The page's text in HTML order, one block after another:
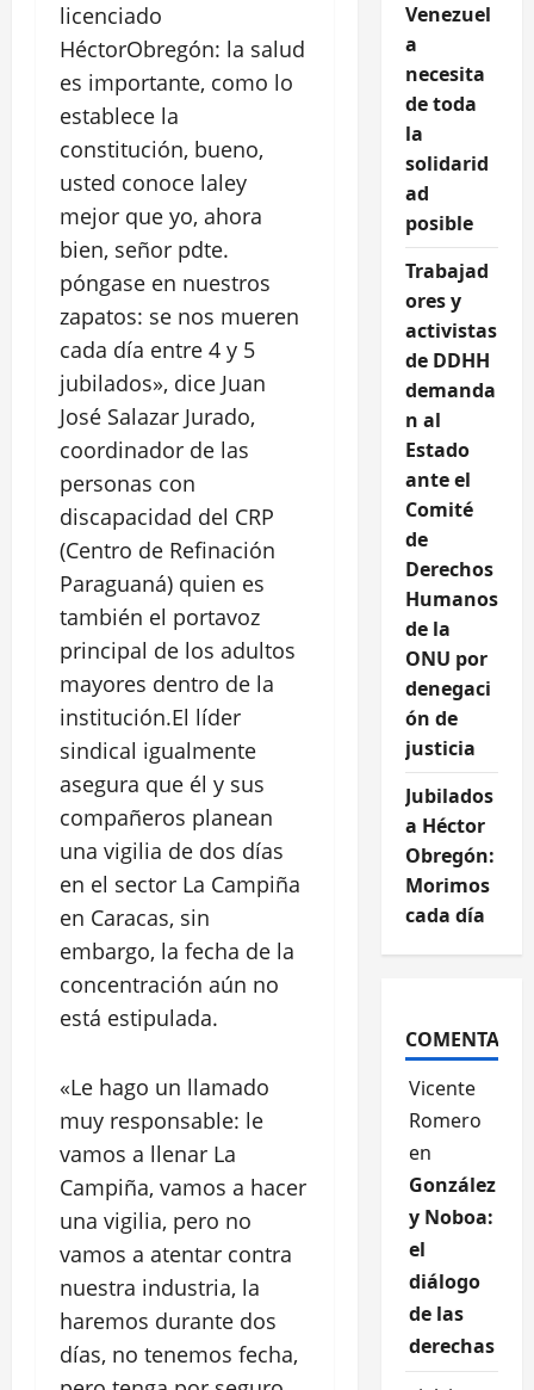
licenciado
HéctorObregón: la salud
es importante, como lo
establece la
constitución, bueno,
usted conoce laley
mejor que yo, ahora
bien, señor pdte.
póngase en nuestros
zapatos: se nos mueren
cada día entre 4 y 5
jubilados», dice Juan
José Salazar Jurado,
coordinador de las
personas con
discapacidad del CRP
(Centro de Refinación
Paraguaná) quien es
también el portavoz
principal de los adultos
mayores dentro de la
institución.El líder
sindical igualmente
asegura que él y sus
compañeros planean
una vigilia de dos días
en el sector La Campiña
en Caracas, sin
embargo, la fecha de la
concentración aún no
está estipulada.
«Le hago un llamado
muy responsable: le
vamos a llenar La
Campiña, vamos a hacer
una vigilia, pero no
vamos a atentar contra
nuestra industria, la
haremos durante dos
días, no tenemos fecha,
Venezuel
a
necesita
de toda
la
solidarid
ad
posible
Trabajad
ores y
activistas
de DDHH
demanda
n al
Estado
ante el
Comité
de
Derechos
Humanos
de la
ONU por
denegaci
ón de
justicia
Jubilados
a Héctor
Obregón:
Morimos
cada día
Vicente
Romero
en
González
y Noboa:
el
diálogo
de las
derechas